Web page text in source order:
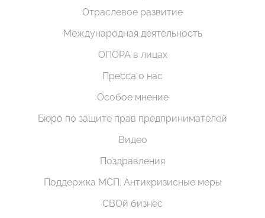
Отраслевое развитие
Международная деятельность
ОПОРА в лицах
Пресса о нас
Особое мнение
Бюро по защите прав предпринимателей
Видео
Поздравления
Поддержка МСП. Антикризисные меры
СВОй бизнес